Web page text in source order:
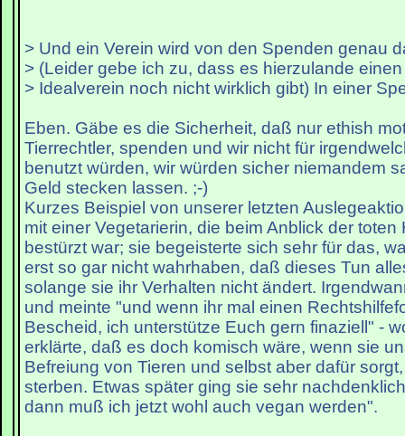
> Und ein Verein wird von den Spenden genau
> (Leider gebe ich zu, dass es hierzulande
> Idealverein noch nicht wirklich gibt) In einer
Eben. Gäbe es die Sicherheit, daß nur ethish
Tierrechtler, spenden und wir nicht für
benutzt würden, wir würden sicher niemandem
Geld stecken lassen. ;-)
Kurzes Beispiel von unserer letzten
mit einer Vegetarierin, die beim Anblick der toten
bestürzt war; sie begeisterte sich sehr für das,
erst so gar nicht wahrhaben, daß dieses Tun
solange sie ihr Verhalten nicht ändert.
und meinte "und wenn ihr mal einen
Bescheid, ich unterstütze Euch gern finaziell" -
erklärte, daß es doch komisch wäre, wenn sie
Befreiung von Tieren und selbst aber dafür
sterben. Etwas später ging sie sehr
dann muß ich jetzt wohl auch vegan werden".